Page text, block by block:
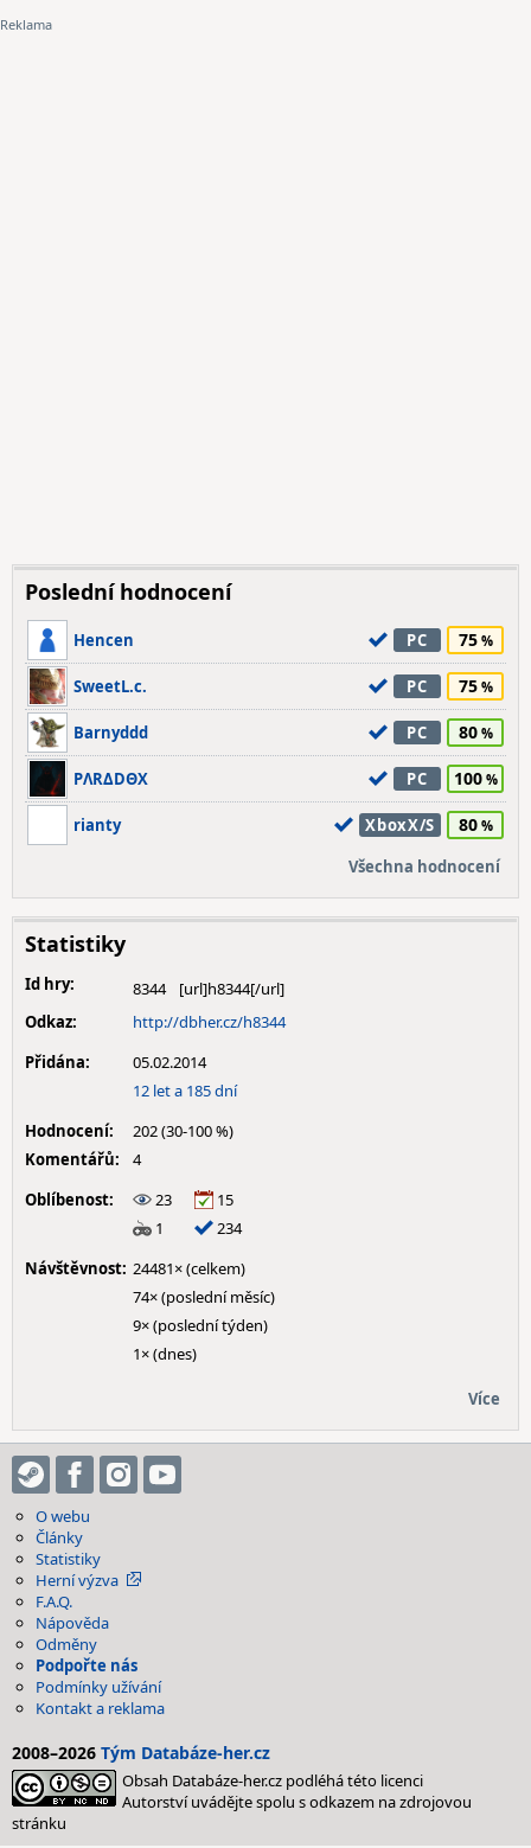
Poslední hodnocení
Hencen PC 75
SweetL.c. PC 75
Barnyddd PC 80
PΛRΔDΘX PC 100
rianty XboxX/S 80
Všechna hodnocení
Statistiky
Id hry:
8344
Odkaz:
http://dbher.cz/h8344
Přidána:
05.02.2014
12 let a 185 dní
Hodnocení:
202 (30-100 %)
Komentářů:
4
Oblíbenost:
23
15
1
234
Návštěvnost: 24481× (celkem)
74× (poslední měsíc)
9× (poslední týden)
1× (dnes)
Více
O webu
Články
Statistiky
Herní výzva
F.A.Q.
Nápověda
Odměny
Podpořte nás
Podmínky užívání
Kontakt a reklama
2008–2026 Tým Databáze-her.cz
Obsah Databáze-her.cz podléhá této licenci
Autorství uvádějte spolu s odkazem na zdrojovou
stránku